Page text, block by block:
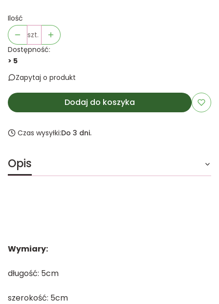
Ilość
szt.
Dostępność:
> 5
Zapytaj o produkt
Dodaj do koszyka
Czas wysyłki:Do 3 dni.
Opis
Wymiary:
długość: 5cm
szerokość: 5cm